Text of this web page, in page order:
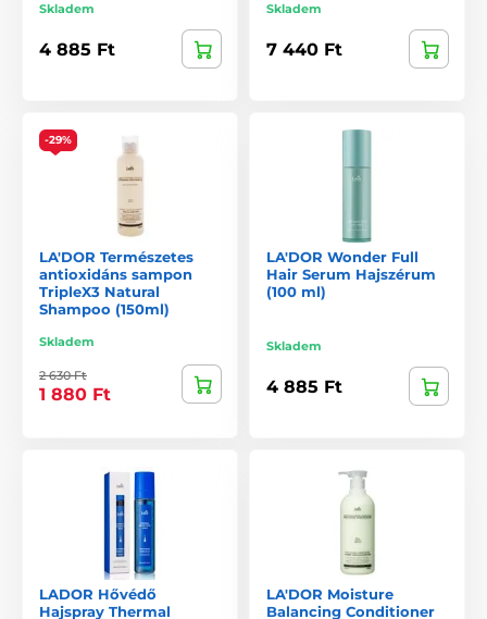
Skladem
4 885 Ft
Skladem
7 440 Ft
-29%
LA'DOR Természetes
antioxidáns sampon
TripleX3 Natural
Shampoo (150ml)
Skladem
2 630 Ft
1 880 Ft
LA'DOR Wonder Full
Hair Serum Hajszérum
(100 ml)
Skladem
4 885 Ft
LADOR Hővédő
Hajspray Thermal
LA'DOR Moisture
Balancing Conditioner